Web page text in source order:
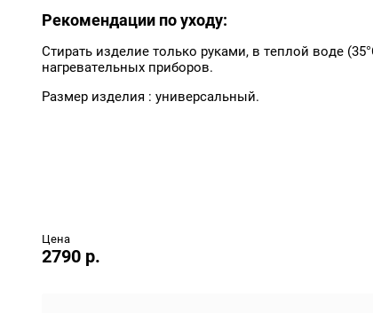
Рекомендации по уходу:
Стирать изделие только руками, в теплой воде
нагревательных приборов.
Размер изделия : универсальный.
Цена
2790 р.